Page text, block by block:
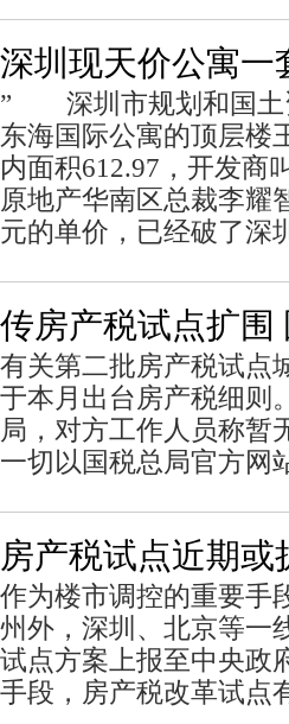
深圳现天价公寓一
” 深圳市规划和国土
东海国际公寓的顶层楼
内面积612.97，开发商
原地产华南区总裁李耀
元的单价，已经破了深
传房产税试点扩围
有关第二批房产税试点
于本月出台房产税细则
局，对方工作人员称暂
一切以国税总局官方网
房产税试点近期
作为楼市调控的重要手
州外，深圳、北京等一
试点方案上报至中央政
手段，房产税改革试点